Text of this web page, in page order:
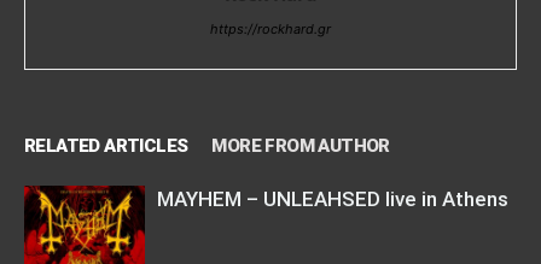
https://rockhard.gr
RELATED ARTICLES MORE FROM AUTHOR
MAYHEM – UNLEAHSED live in Athens